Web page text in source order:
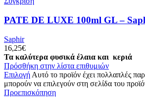
PATE DE LUXE 100ml GL –
Saphir
16,25€
Τα καλύτερα φυσικά έλαια και κεριά
Πρόσθήκη στην λίστα επιθυμιών
Επιλογή Αυτό το προϊόν έχει πολλαπλές
μπορούν να επιλεγούν στη σελίδα του
Προεπισκόπηση